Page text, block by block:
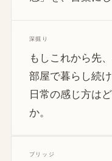
深掘り
もしこれから先
部屋で暮らし続
日常の感じ方は
か。
ブリッジ